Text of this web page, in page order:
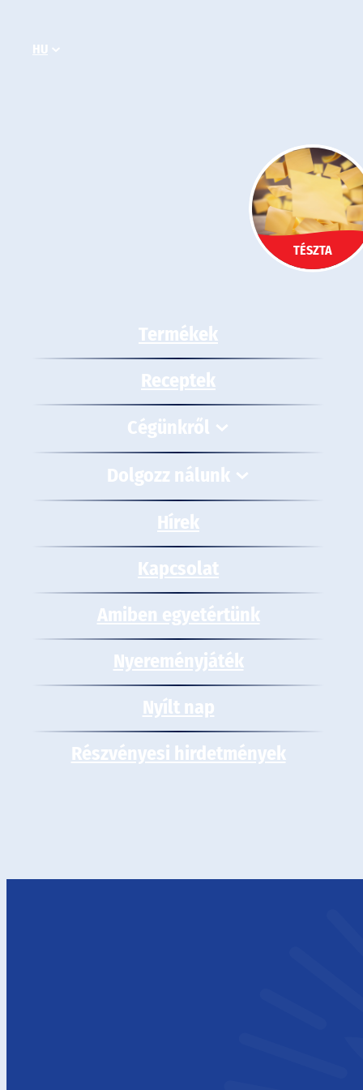
tartalomhoz
HU
TÉSZTA
Termékek
Receptek
Cégünkről
Dolgozz nálunk
Hírek
Kapcsolat
Amiben egyetértünk
Nyereményjáték
Nyílt nap
Részvényesi hirdetmények